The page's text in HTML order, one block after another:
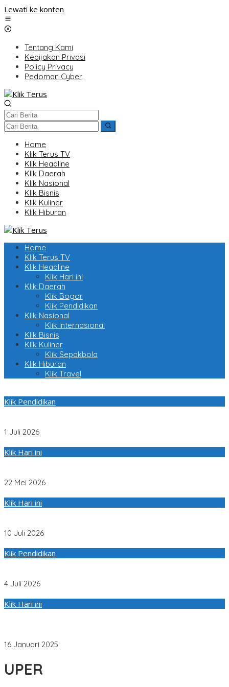
Lewati ke konten
Tentang Kami
Kebijakan Privasi
Policy Privacy
Pedoman Cyber
Home
Klik Terus TV
Klik Headline
Klik Daerah
Klik Nasional
Klik Bisnis
Klik Kuliner
Klik Hiburan
Home
Klik Terus TV
Klik Headline
Klik Hari ini
Klik Daerah
Klik Bogor
Klik Pendidikan
Klik Nasional
Klik Internasional
Klik Bisnis
Klik Kuliner
Klik Sepakbola
Klik Hiburan
Klik Travel
Klik Pendidikan
1 Juli 2026
Klik Hari ini
22 Mei 2026
Klik Hari ini
10 Juli 2026
Klik Pendidikan
4 Juli 2026
Klik Hari ini
16 Januari 2025
UPER